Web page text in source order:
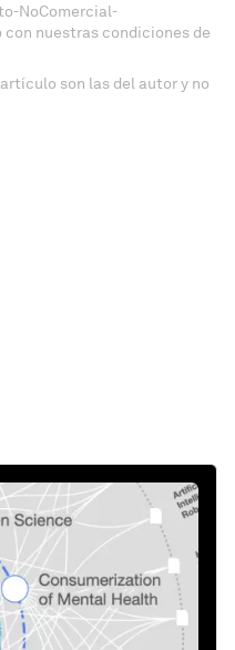
NoComercial-
con nuestras condiciones de
son las del autor y no